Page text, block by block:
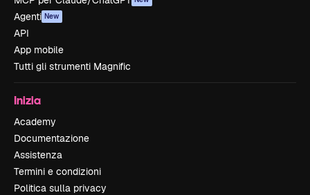
Agenti New
API
App mobile
Tutti gli strumenti Magnific
Inizia
Academy
Documentazione
Assistenza
Termini e condizioni
Politica sulla privacy